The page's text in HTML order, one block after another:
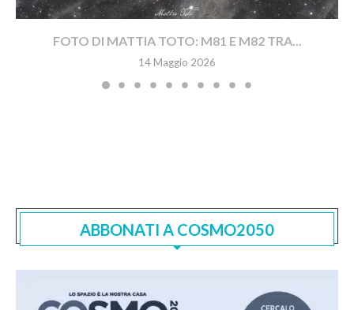
FOTO DI MATTIA TOTO: M81 E M82 TRA...
14 Maggio 2026
ABBONATI A COSMO2050